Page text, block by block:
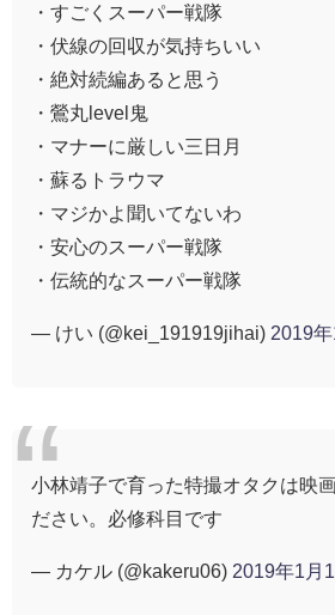
・すごくスーパー戦隊
・伏線の回収が気持ちいい
・絶対続編あると思う
・鶯丸level鬼
・マナーに厳しい三日月
・蘇るトラウマ
・マジかよ聞いてないわ
・安心のスーパー戦隊
・伝統的なスーパー戦隊
— けい (@kei_191919jihai) 2019
小林靖子で育った特撮オタクは映
ださい。必修科目です
— カケル (@kakeru06) 2019年1月